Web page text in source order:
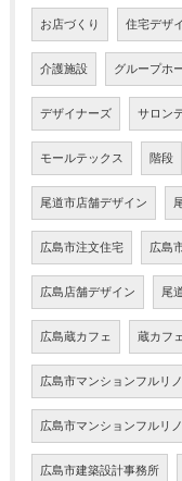
お店づくり 住宅デザ
介護施設 グループホ
デザイナーズ サロン
モールテックス 階段
尾道市店舗デザイン
広島市注文住宅 広島
広島店舗デザイン 尾
広島蔵カフェ 蔵カフ
広島市マンションフルリ
広島市マンションフルリ
広島市建築設計事務所